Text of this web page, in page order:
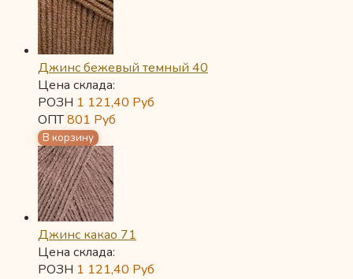
Джинс бежевый темный 40
Цена склада:
РОЗН 1 121,40 Руб
ОПТ801 Руб
Джинс какао 71
Цена склада:
РОЗН 1 121,40 Руб